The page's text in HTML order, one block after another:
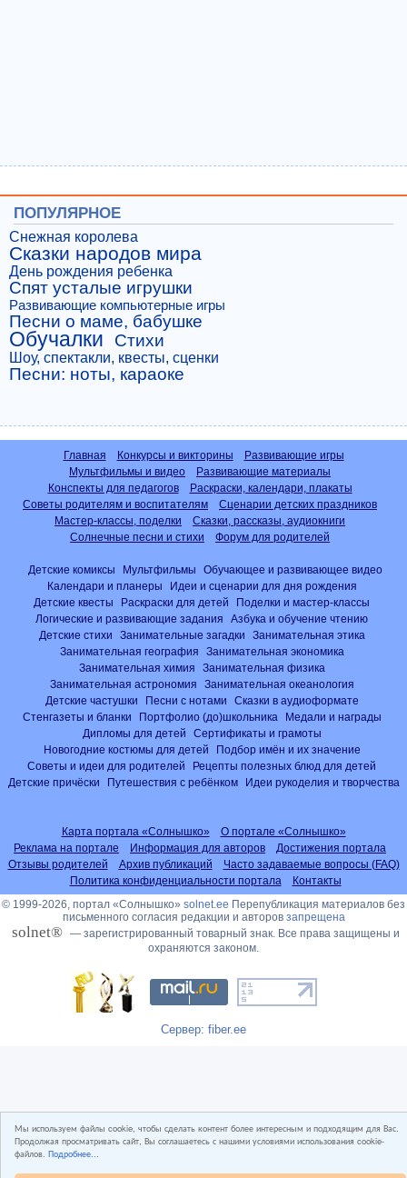
Мы используем файлы cookie, чтобы сделать контент более интересным и подходящим для Вас.
Продолжая просматривать сайт, Вы соглашаетесь с нашими условиями использования cookie-
файлов. Подробнее...
ПОПУЛЯРНОЕ
Снежная королева
Сказки народов мира
День рождения ребенка
Спят усталые игрушки
Развивающие компьютерные игры
Песни о маме, бабушке
Обучалки Стихи
Шоу, спектакли, квесты, сценки
Песни: ноты, караоке
Главная Конкурсы и викторины
Развивающие игры
Мультфильмы и видео
Развивающие материалы
Конспекты для педагогов
Раскраски, календари, плакаты
Советы родителям и воспитателям
Сценарии детских праздников
Мастер-классы, поделки
Сказки, рассказы, аудиокниги
Солнечные песни и стихи
Форум для родителей
Детские комиксы Мультфильмы
Обучающее и развивающее видео
Календари и планеры
Идеи и сценарии для дня рождения
Детские квесты
Раскраски для детей
Поделки и мастер-классы
Логические и развивающие задания
Азбука и обучение чтению
Детские стихи
Занимательные загадки
Занимательная этика
Занимательная география
Занимательная экономика
Занимательная химия
Занимательная физика
Занимательная астрономия
Занимательная океанология
Детские частушки
Песни с нотами
Сказки в аудиоформате
Стенгазеты и бланки
Портфолио (до)школьника
Медали и награды
Дипломы для детей
Сертификаты и грамоты
Новогодние костюмы для детей
Подбор имён и их значение
Советы и идеи для родителей
Рецепты полезных блюд для детей
Детские причёски
Путешествия с ребёнком Идеи рукоделия и творчества
Карта портала «Солнышко»
О портале «Солнышко»
Реклама на портале
Информация для авторов
Достижения портала
Отзывы родителей
Архив публикаций
Часто задаваемые вопросы (FAQ)
Политика конфиденциальности портала
Контакты
© 1999-2026, портал «Солнышко» solnet.ee Перепубликация материалов без
письменного согласия редакции и авторов запрещена
solnet® — зарегистрированный товарный знак. Все права защищены и
охраняются законом.
Сервер: fiber.ee